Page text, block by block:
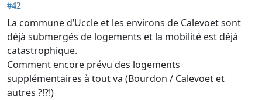
#42
La commune d’Uccle et les environs de Calevoet sont
déjà submergés de logements et la mobilité est déjà
catastrophique.
Comment encore prévu des logements
supplémentaires à tout va (Bourdon / Calevoet et
autres ?!?!)